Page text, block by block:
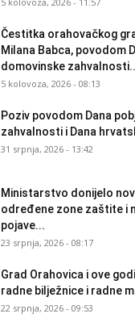
Čestitka orahovačkog
Milana Babca, povodom
domovinske
5 kolovoza, 2026 - 08:13
Poziv povodom Dana
zahvalnosti i Dana
31 srpnja, 2026 - 13:42
Ministarstvo donijelo
određene zone zaštite i
pojave...
23 srpnja, 2026 - 08:17
Grad Orahovica i ove
radne bilježnice i radne
22 srpnja, 2026 - 09:53